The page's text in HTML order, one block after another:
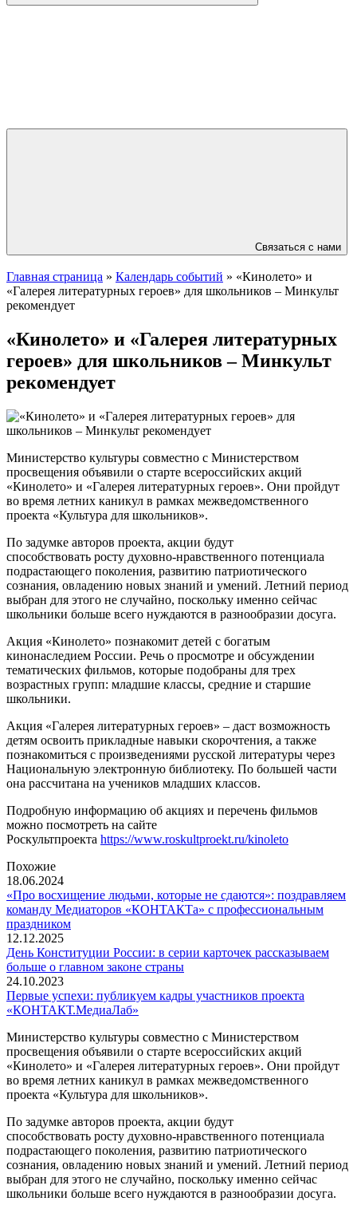
Связаться с нами
Главная страница » Календарь событий » «Кинолето» и
«Галерея литературных героев» для школьников – Минкульт
рекомендует
«Кинолето» и «Галерея литературных
героев» для школьников – Минкульт
рекомендует
Министерство культуры совместно с Министерством
просвещения объявили о старте всероссийских акций
«Кинолето» и «Галерея литературных героев». Они пройдут
во время летних каникул в рамках межведомственного
проекта «Культура для школьников».
По задумке авторов проекта, акции будут
способствовать росту духовно-нравственного потенциала
подрастающего поколения, развитию патриотического
сознания, овладению новых знаний и умений. Летний период
выбран для этого не случайно, поскольку именно сейчас
школьники больше всего нуждаются в разнообразии досуга.
Акция «Кинолето» познакомит детей с богатым
кинонаследием России. Речь о просмотре и обсуждении
тематических фильмов, которые подобраны для трех
возрастных групп: младшие классы, средние и старшие
школьники.
Акция «Галерея литературных героев» – даст возможность
детям освоить прикладные навыки скорочтения, а также
познакомиться с произведениями русской литературы через
Национальную электронную библиотеку. По большей части
она рассчитана на учеников младших классов.
Подробную информацию об акциях и перечень фильмов
можно посмотреть на сайте
Роскультпроекта https://www.roskultproekt.ru/kinoleto
Похожие
18.06.2024
«Про восхищение людьми, которые не сдаются»: поздравляем
команду Медиаторов «КОНТАКТа» с профессиональным
праздником
12.12.2025
День Конституции России: в серии карточек рассказываем
больше о главном законе страны
24.10.2023
Первые успехи: публикуем кадры участников проекта
«КОНТАКТ.МедиаЛаб»
Министерство культуры совместно с Министерством
просвещения объявили о старте всероссийских акций
«Кинолето» и «Галерея литературных героев». Они пройдут
во время летних каникул в рамках межведомственного
проекта «Культура для школьников».
По задумке авторов проекта, акции будут
способствовать росту духовно-нравственного потенциала
подрастающего поколения, развитию патриотического
сознания, овладению новых знаний и умений. Летний период
выбран для этого не случайно, поскольку именно сейчас
школьники больше всего нуждаются в разнообразии досуга.